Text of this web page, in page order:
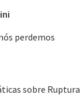
perdemos
sobre